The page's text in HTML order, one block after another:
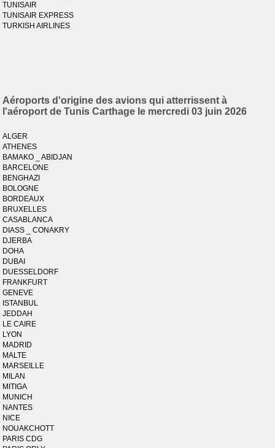
TUNISAIR
TUNISAIR EXPRESS
TURKISH AIRLINES
Aéroports d'origine des avions qui atterrissent à
l'aéroport de Tunis Carthage le mercredi 03 juin 2026
ALGER
ATHENES
BAMAKO _ ABIDJAN
BARCELONE
BENGHAZI
BOLOGNE
BORDEAUX
BRUXELLES
CASABLANCA
DIASS _ CONAKRY
DJERBA
DOHA
DUBAI
DUESSELDORF
FRANKFURT
GENEVE
ISTANBUL
JEDDAH
LE CAIRE
LYON
MADRID
MALTE
MARSEILLE
MILAN
MITIGA
MUNICH
NANTES
NICE
NOUAKCHOTT
PARIS CDG